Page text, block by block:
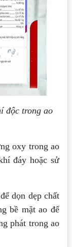
độc trong ao
oxy trong ao
đáy hoặc sử
để dọn dẹp chất
bề mặt ao để
phát trong ao